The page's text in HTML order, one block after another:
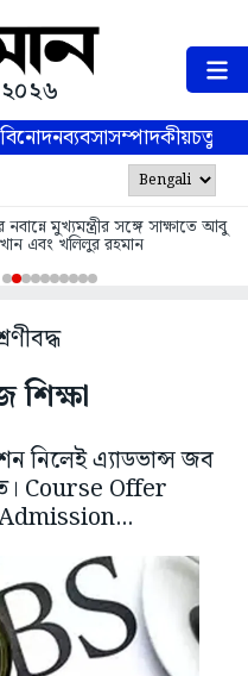
বিনোদনব্যবসাসম্পাদকীয়
নবান্নে মুখ্যমন্ত্রীর সঙ্গে সাক্ষাতে আবু
এবং খলিলুর রহমান
নিলেই এ্যাডভান্স জব
Course Offer